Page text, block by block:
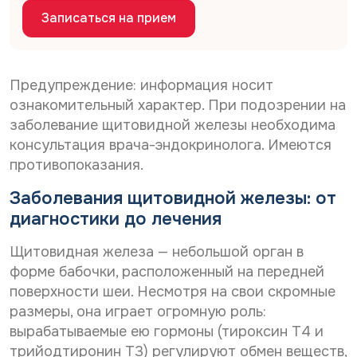
Записаться на прием
Предупреждение: информация носит
ознакомительный характер. При подозрении на
заболевание щитовидной железы необходима
консультация врача-эндокринолога. Имеются
противопоказания.
Заболевания щитовидной железы: от
диагностики до лечения
Щитовидная железа — небольшой орган в
форме бабочки, расположенный на передней
поверхности шеи. Несмотря на свои скромные
размеры, она играет огромную роль:
вырабатываемые ею гормоны (тироксин Т4 и
трийодтиронин Т3) регулируют обмен веществ,
л
а
с
е
н
о
б
р
б
о
т
у
п
е
С
о
г
л
а
с
е
а
а
с
с
ы
л
к
у
Даю согласие на получение информационной
рассылки
Отправить
а
с
и
е
а
о
р
а
б
о
т
к
у
е
р
с
Даю согласие наобработку персональных
E-mail*
Наименование направившего лечебного учреждения*
ФИО направившего врача, указанного в направлении*